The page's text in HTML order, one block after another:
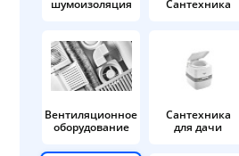
шумоизоляция
Сантехника
Вентиляционное
оборудование
Сантехника
для дачи